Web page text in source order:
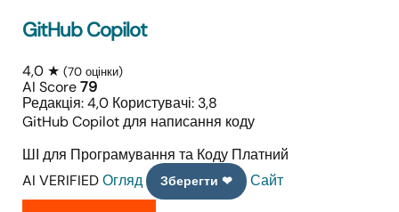
GitHub Copilot
4,0 ★ (70 оцінки)
AI Score79
Редакція: 4,0 Користувачі: 3,8
GitHub Copilot для написання коду
ШІ для Програмування та Коду Платний
AI VERIFIEDОгляд Зберегти ❤ Сайт